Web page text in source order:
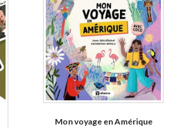
Mon voyage en Amérique